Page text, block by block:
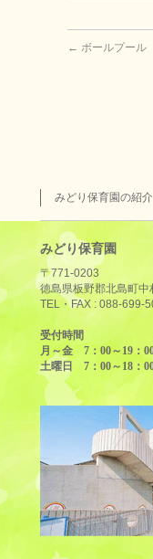
← ボールプール
みどり保育園の紹介
みどり保育園
〒771-0203
徳島県板野郡北島町
TEL・FAX : 088-699-
受付時間
月～金 7：00～19：
土曜日 7：00～18：